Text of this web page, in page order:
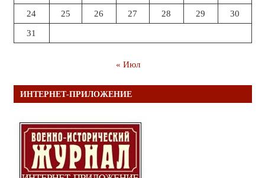
24 25 26 27 28 29 30
31
« Июл
ИНТЕРНЕТ-ПРИЛОЖЕНИЕ